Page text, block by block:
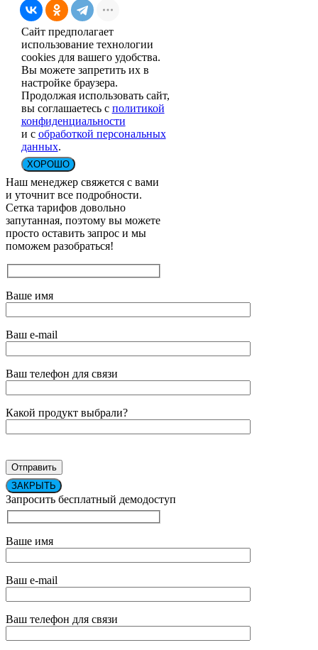
Сайт предполагает
использование технологии
cookies для вашего удобства.
Вы можете запретить их в
настройке браузера.
Продолжая использовать сайт,
вы соглашаетесь с политикой
конфиденциальности
и с обработкой персональных
данных.
ХОРОШО
Наш менеджер свяжется с вами
и уточнит все подробности.
Сетка тарифов довольно
запутанная, поэтому вы можете
просто оставить запрос и мы
поможем разобраться!
Ваше имя
Ваш e-mail
Ваш телефон для связи
Какой продукт выбрали?
ЗАКРЫТЬ
Запросить бесплатный демодоступ
Ваше имя
Ваш e-mail
Ваш телефон для связи